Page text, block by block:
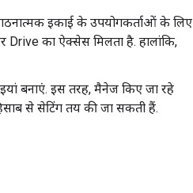
इकाई के उपयोगकर्ताओं के लिए
का ऐक्सेस मिलता है. हालांकि,
बनाएं. इस तरह, मैनेज किए जा रहे
से सेटिंग तय की जा सकती हैं.